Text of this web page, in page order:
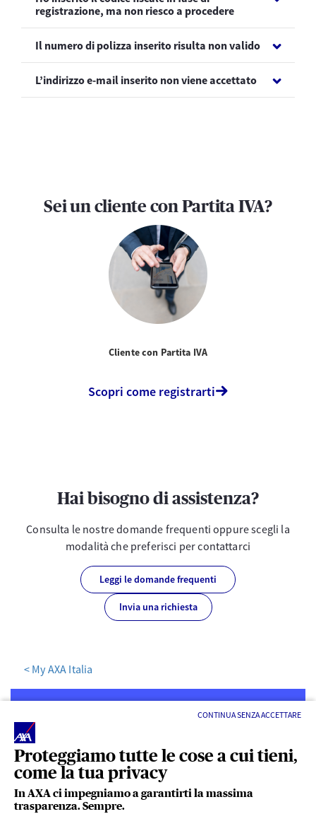
Proteggiamo tutte le cose a cui tieni,
come la tua privacy
In AXA ci impegniamo a garantirti la massima
trasparenza. Sempre.
CONTINUA SENZA ACCETTARE
registrazione, ma non riesco a procedere
Il numero di polizza inserito risulta non valido
L’indirizzo e-mail inserito non viene accettato
Sei un cliente con Partita IVA?
Cliente con Partita IVA
Scopri come registrarti
Hai bisogno di assistenza?
Consulta le nostre domande frequenti oppure scegli la
modalità che preferisci per contattarci
Leggi le domande frequenti
Invia una richiesta
< My AXA Italia
LINK UTILI